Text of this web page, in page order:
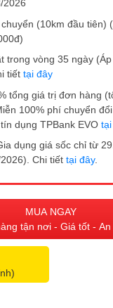
2026
(10km đầu tiên)
trong vòng 35 ngày
tiết tại đây
tổng giá trị đơn hàng
100% phí chuyển
dụng TPBank EVO
dụng giá sốc chỉ từ
Chi tiết tại đây.
MUA NGAY
tận nơi - Giá tốt - An